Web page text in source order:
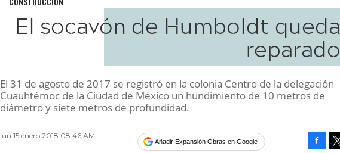
El socavón de Humboldt queda
reparado
El 31 de agosto de 2017 se registró en la colonia Centro de la delegación
Cuauhtémoc de la Ciudad de México un hundimiento de 10 metros de
diámetro y siete metros de profundidad.
lun 15 enero 2018 08:46 AM
Añadir Expansión Obras en Google